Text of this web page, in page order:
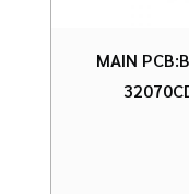
MAIN